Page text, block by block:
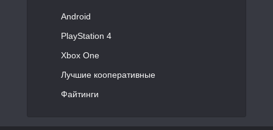
Android
PlayStation 4
Xbox One
Лучшие кооперативные
Файтинги